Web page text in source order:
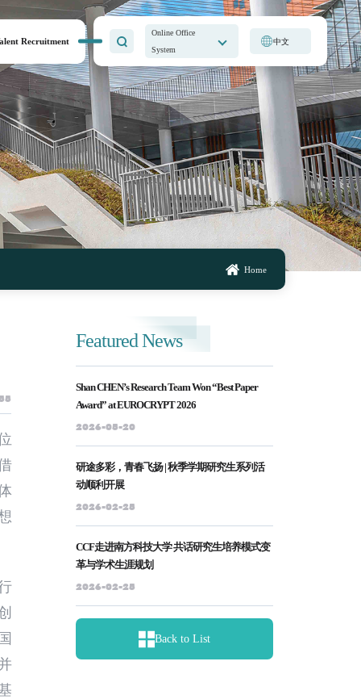
Recruitment
Online Office
System
中文
Home
Featured News
Shan CHEN’s Research Team Won “Best Paper
Award” at EUROCRYPT 2026
2026-05-20
研途多彩，青春飞扬 | 秋季学期研究生系列活
动顺利开展
2026-02-25
CCF走进南方科技大学 共话研究生培养模式变
革与学术生涯规划
2026-02-25
Back to List